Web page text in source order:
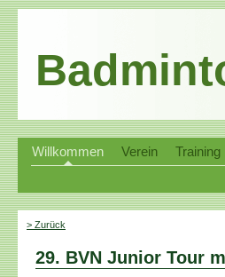
Willkommen Verein Training
> Zurück
29. BVN Junior Tour